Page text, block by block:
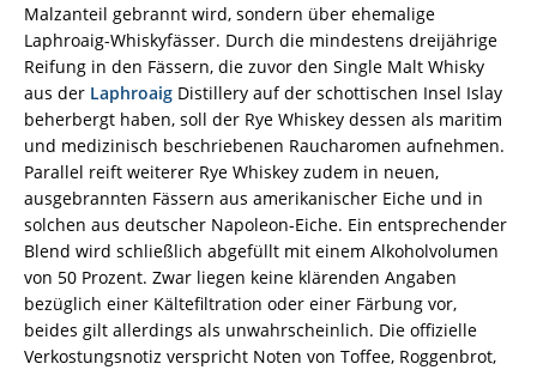
Malzanteil gebrannt wird, sondern über ehemalige
Laphroaig-Whiskyfässer. Durch die mindestens dreijährige
Reifung in den Fässern, die zuvor den Single Malt Whisky
aus der Laphroaig Distillery auf der schottischen Insel Islay
beherbergt haben, soll der Rye Whiskey dessen als maritim
und medizinisch beschriebenen Raucharomen aufnehmen.
Parallel reift weiterer Rye Whiskey zudem in neuen,
ausgebrannten Fässern aus amerikanischer Eiche und in
solchen aus deutscher Napoleon-Eiche. Ein entsprechender
Blend wird schließlich abgefüllt mit einem Alkoholvolumen
von 50 Prozent. Zwar liegen keine klärenden Angaben
bezüglich einer Kältefiltration oder einer Färbung vor,
beides gilt allerdings als unwahrscheinlich. Die offizielle
Verkostungsnotiz verspricht Noten von Toffee, Roggenbrot,